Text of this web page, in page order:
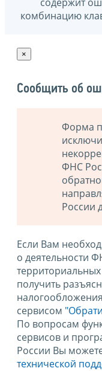
комбинацию
×
Сообщить об
Форма
ФНС
России
Если Вам
о деятельности
получить
сервисом
По вопросам
сервисов и
России Вы
технической